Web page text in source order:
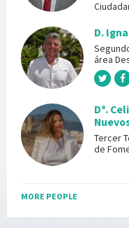
D.
área
Dª.
Tercer
de
MORE PEOPLE